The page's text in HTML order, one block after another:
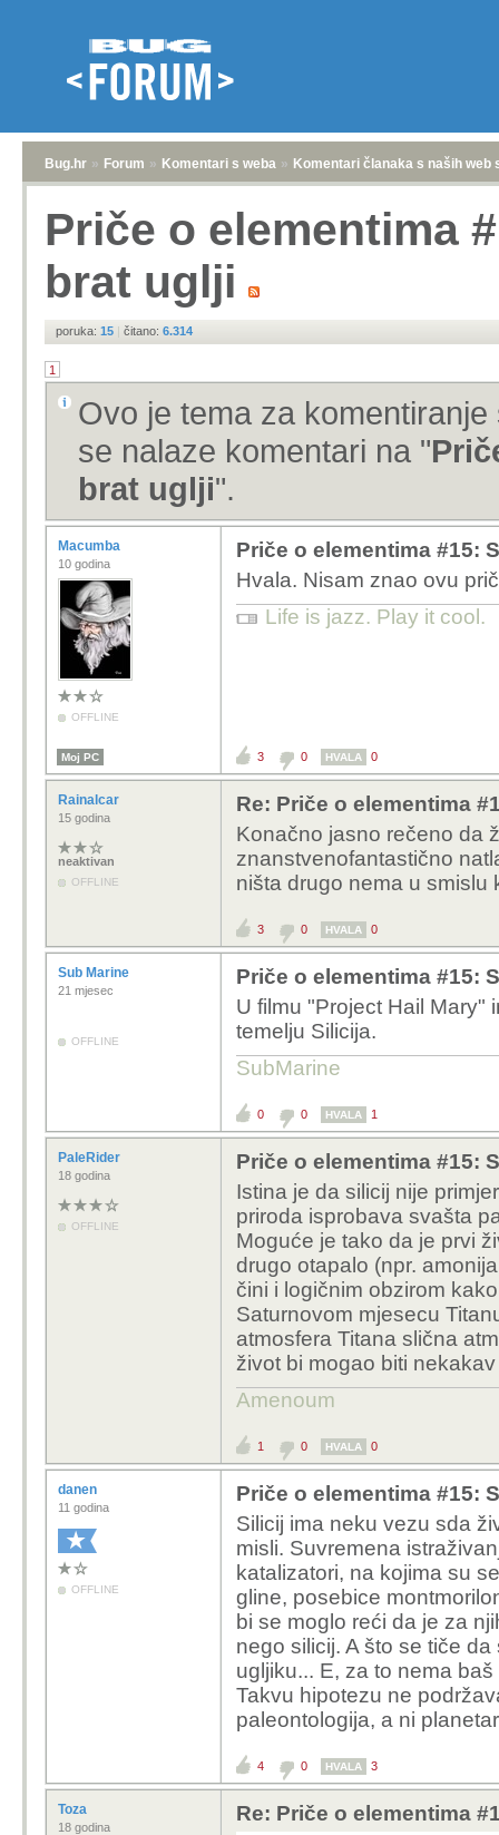
Bug.hr » Forum » Komentari s weba » Komentari članaka s naših web
Priče o elementima
brat uglji
poruka: 15 | čitano: 6.314
1
Ovo je tema za
se nalaze komentari na "
brat uglji".
Macumba
10 godina
OFFLINE
Priče o elementima #15:
Hvala. Nisam znao ovu
Life is jazz. Play it cool.
Moj PC 3 0 HVALA 0
Rainalcar
15 godina
neaktivan
OFFLINE
Re: Priče o elementima
Konačno jasno rečeno da
znanstvenofantastično
ništa drugo nema u smislu
3 0 HVALA 0
Sub Marine
21 mjesec
OFFLINE
Priče o elementima #15:
U filmu "Project Hail Mary"
temelju Silicija.
SubMarine
0 0 HVALA 1
PaleRider
18 godina
OFFLINE
Priče o elementima #15:
Istina je da silicij nije
priroda isprobava svašta
Moguće je tako da je prvi
drugo otapalo (npr.
čini i logičnim obzirom
Saturnovom mjesecu
atmosfera Titana slična
život bi mogao biti
Amenoum
1 0 HVALA 0
danen
11 godina
OFFLINE
Priče o elementima #15:
Silicij ima neku vezu sda
misli. Suvremena
katalizatori, na kojima su
gline, posebice
bi se moglo reći da je za
nego silicij. A što se tiče
ugljiku... E, za to nema
Takvu hipotezu ne
paleontologija, a ni
4 0 HVALA 3
Toza
18 godina
Re: Priče o elementima